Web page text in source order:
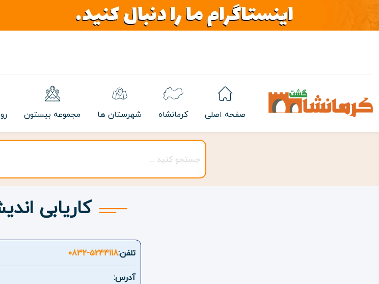
صفحه اصلی کرمانشاه شهرستان ها مجموعه بیستون
کاریابی
تلفن:0832-5244118
آدرس: